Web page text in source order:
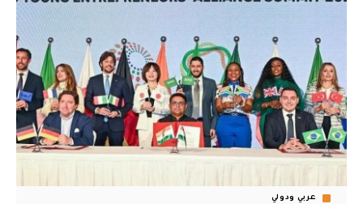
عربي ودولي